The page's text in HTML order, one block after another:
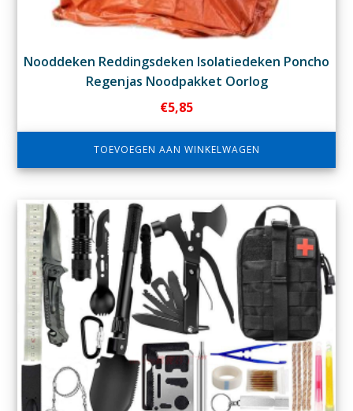
Nooddeken Reddingsdeken Isolatiedeken Poncho
Regenjas Noodpakket Oorlog
€5,85
TOEVOEGEN AAN WINKELWAGEN